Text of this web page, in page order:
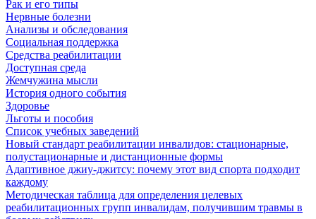
Рак и его типы
Нервные болезни
Анализы и обследования
Социальная поддержка
Средства реабилитации
Доступная среда
Жемчужина мысли
История одного события
Здоровье
Льготы и пособия
Список учебных заведений
Новый стандарт реабилитации инвалидов: стационарные,
полустационарные и дистанционные формы
Адаптивное джиу-джитсу: почему этот вид спорта подходит
каждому
Методическая таблица для определения целевых
реабилитационных групп инвалидам, получившим травмы в